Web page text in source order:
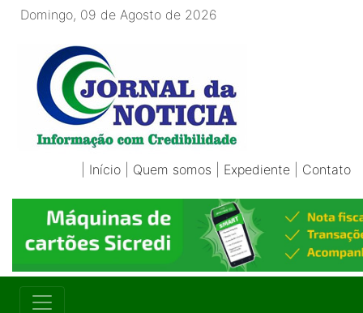
Domingo, 09 de Agosto de 2026
Início Quem somos Expediente Contato